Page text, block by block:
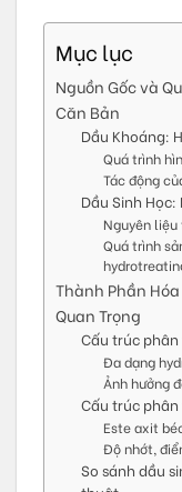
Mục lục
Nguồn Gốc và
Căn Bản
Dầu Khoáng:
Quá trình
Tác động
Dầu Sinh Học:
Nguyên
Quá trình
Thành Phần
Quan Trọng
Cấu trúc
Đa dạng
Ảnh hưởng
Cấu trúc
Este axit
Độ nhớt,
So sánh dầu